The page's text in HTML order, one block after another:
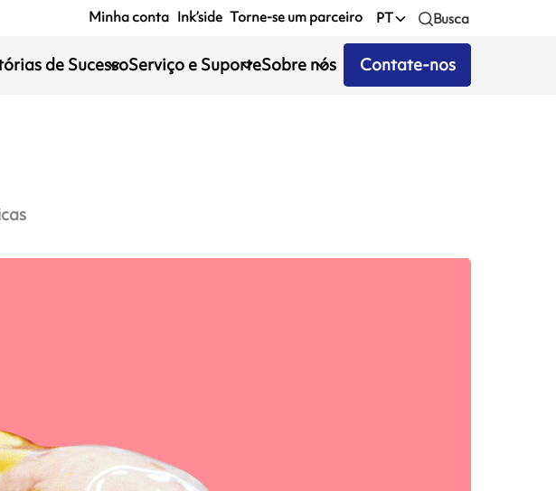
Minha conta Ink’side Torne-se um parceiro PT Busca
de SucessoServiço e SuporteSobre nós Contate-nos